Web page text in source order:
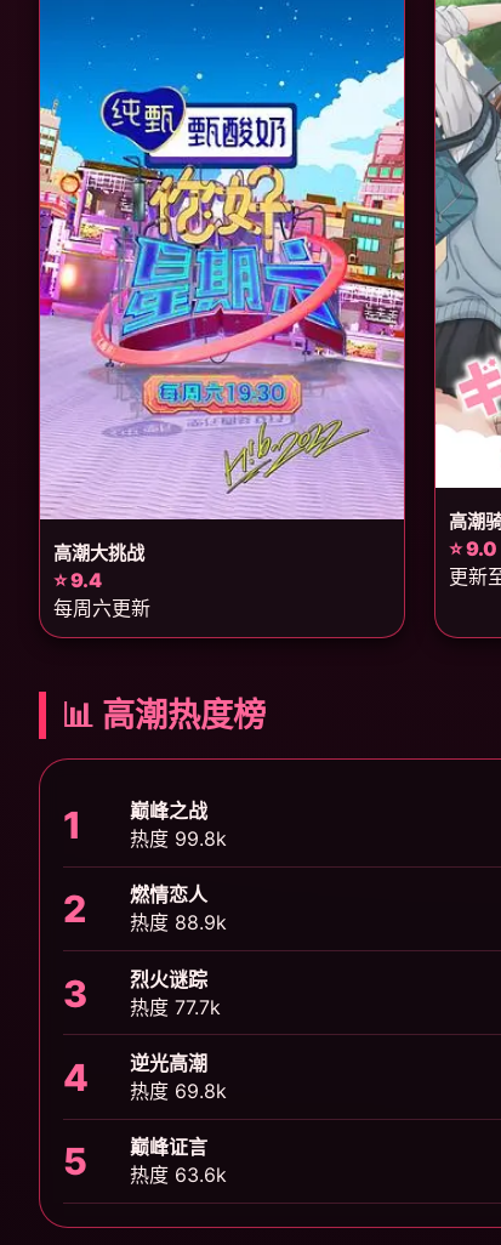
高潮大挑战
⭐ 9.4
每周六更新
高潮
⭐ 9.0
更新
📊 高潮热度榜
1
巅峰之战
热度 99.8k
2
燃情恋人
热度 88.9k
3
烈火谜踪
热度 77.7k
4
逆光高潮
热度 69.8k
5
巅峰证言
热度 63.6k